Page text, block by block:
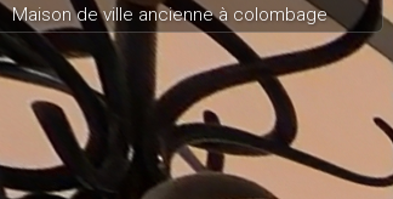
Maison de ville ancienne à colombage